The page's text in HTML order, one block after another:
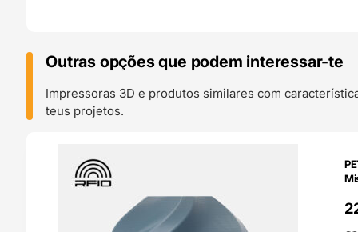
Outras opções que podem interessar-te
Impressoras 3D e produtos similares com
teus projetos.